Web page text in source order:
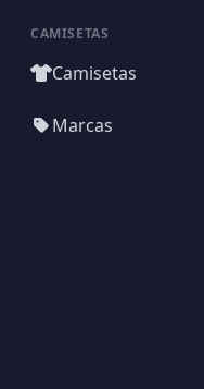
CAMISETAS
Camisetas
Marcas